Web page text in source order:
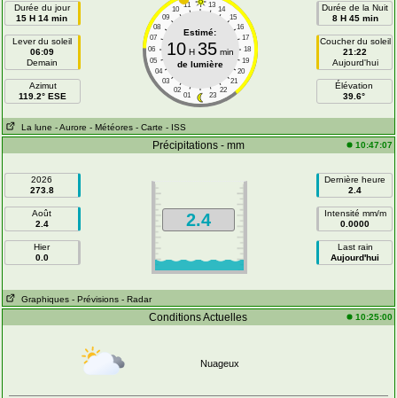
Durée du jour
15 H 14 min
Lever du soleil
06:09
Demain
Azimut
119.2° ESE
11 13
10
14
09
15
08
16
07
17
06
18
05
19
04
20
03
21
02
22
01 23
Estimé:
10H 35min
de lumière
Durée de la Nuit
8 H 45 min
Coucher du soleil
21:22
Aujourd'hui
Élévation
39.6°
La lune - Aurore - Météores - Carte - ISS
Précipitations - mm 10:47:07
2026
273.8
Août
2.4
Hier
0.0
2.4
Dernière heure
2.4
Intensité mm/m
0.0000
Last rain
Aujourd'hui
Graphiques - Prévisions - Radar
Conditions Actuelles 10:25:00
Nuageux